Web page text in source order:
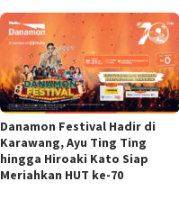
Danamon Festival Hadir di
Karawang, Ayu Ting Ting
hingga Hiroaki Kato Siap
Meriahkan HUT ke-70